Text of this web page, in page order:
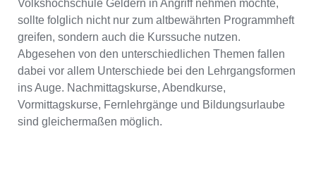
Volkshochschule Geldern in Angriff nehmen möchte,
sollte folglich nicht nur zum altbewährten Programmheft
greifen, sondern auch die Kurssuche nutzen.
Abgesehen von den unterschiedlichen Themen fallen
dabei vor allem Unterschiede bei den Lehrgangsformen
ins Auge. Nachmittagskurse, Abendkurse,
Vormittagskurse, Fernlehrgänge und Bildungsurlaube
sind gleichermaßen möglich.